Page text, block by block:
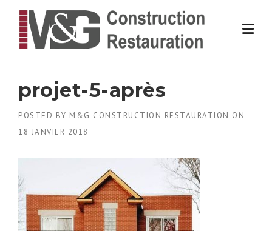
content
projet-5-après
POSTED BY M&G CONSTRUCTION RESTAURATION ON
18 JANVIER 2018